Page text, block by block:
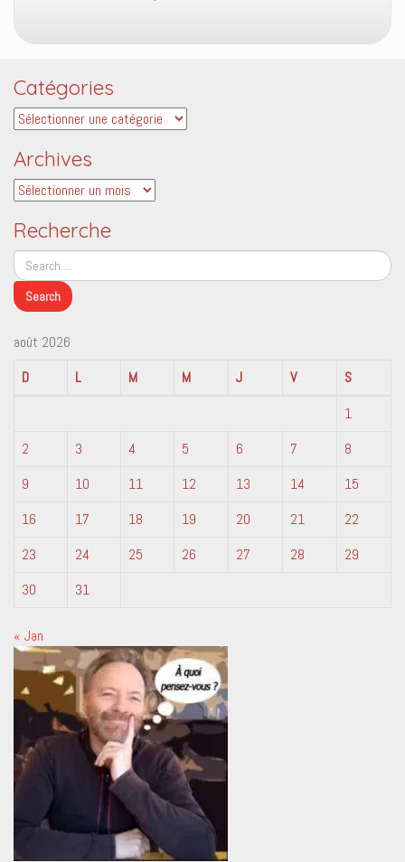
Catégories
Catégories
Archives
Archives
Recherche
août 2026
D
L M M J V
S
1
2
3 4 5 6 7
8
9
10 11 12 13 14
15
16
17 18 19 20 21
22
23
24 25 26 27 28
29
30
31
« Jan